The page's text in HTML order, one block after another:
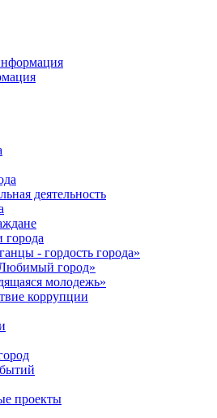
деятельность
города
- гордость города»
город»
молодежь»
коррупции
проекты